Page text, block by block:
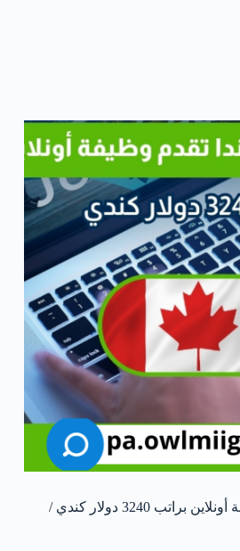
مؤسسة في كندا تقدم وظيفة أونلاين براتب 3240 دولار كندي /